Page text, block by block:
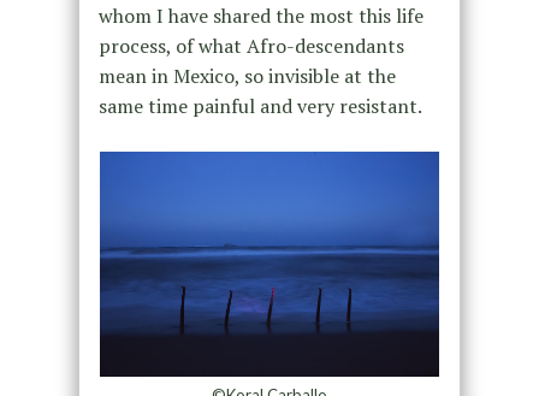
whom I have shared the most this life
process, of what Afro-descendants
mean in Mexico, so invisible at the
same time painful and very resistant.